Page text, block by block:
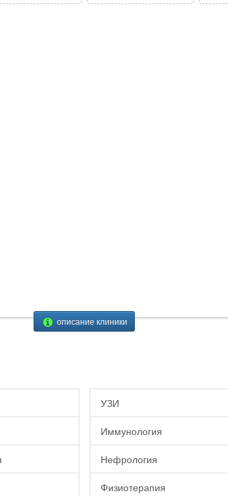
описание клиники
УЗИ
Иммунология
Нефрология
Физиотерапия